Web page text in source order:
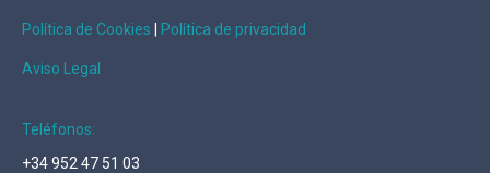
Política de Cookies Política de privacidad
Aviso Legal
Teléfonos:
+34 952 47 51 03